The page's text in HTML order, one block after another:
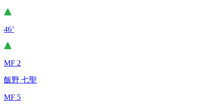
46’
MF 2
飯野 七聖
MF 5